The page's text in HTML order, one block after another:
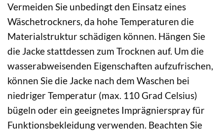
Vermeiden Sie unbedingt den Einsatz eines
Wäschetrockners, da hohe Temperaturen die
Materialstruktur schädigen können. Hängen Sie
die Jacke stattdessen zum Trocknen auf. Um die
wasserabweisenden Eigenschaften aufzufrischen,
können Sie die Jacke nach dem Waschen bei
niedriger Temperatur (max. 110 Grad Celsius)
bügeln oder ein geeignetes Imprägnierspray für
Funktionsbekleidung verwenden. Beachten Sie